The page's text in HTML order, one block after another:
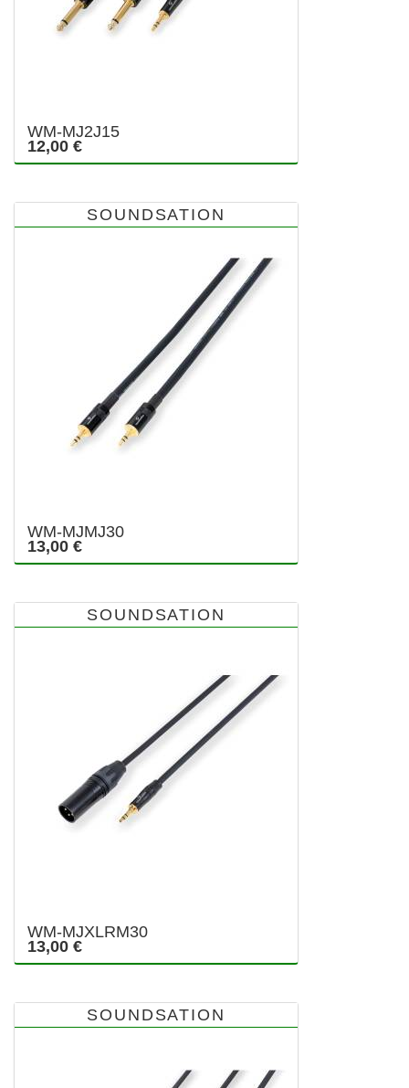
WM-MJ2J15
12,00 €
SOUNDSATION
WM-MJMJ30
13,00 €
SOUNDSATION
WM-MJXLRM30
13,00 €
SOUNDSATION